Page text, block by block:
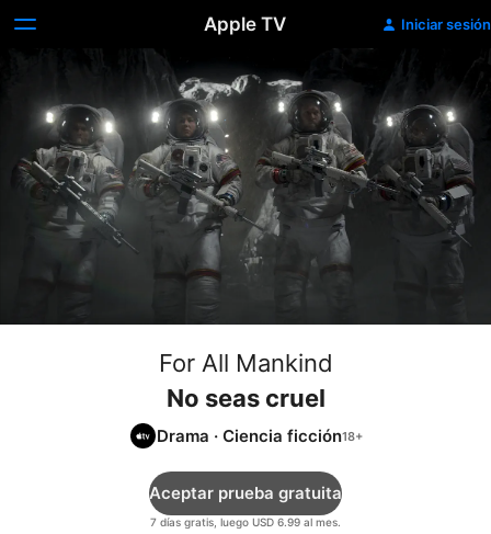
Apple TV Iniciar sesión
For All Mankind
No seas cruel
Drama · Ciencia ficción
7 días gratis, luego USD 6.99 al mes.
Aceptar prueba gratuita